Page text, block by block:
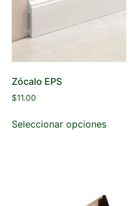
Zócalo EPS
$11.00
Seleccionar opciones